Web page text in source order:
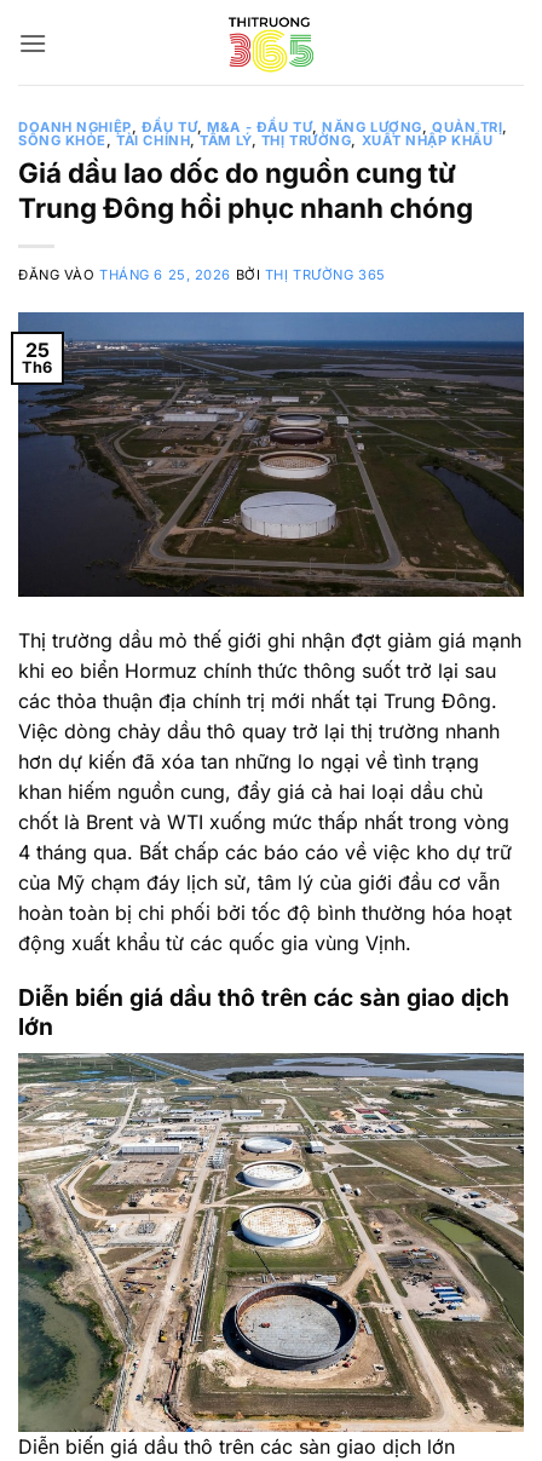
qua
DOANH NGHIỆP, ĐẦU TƯ,M&A - ĐẦU TƯ,NĂNG LƯỢNG, QUẢN TRỊ,
SỐNG KHỎE,TÀI CHÍNH,TÂM LÝ, THỊ TRƯỜNG, XUẤT NHẬP KHẨU
Giá dầu lao dốc do nguồn cung từ
Trung Đông hồi phục nhanh chóng
ĐĂNG VÀOTHÁNG 6 25, 2026 BỞI THỊ TRƯỜNG 365
25
Th6
Thị trường dầu mỏ thế giới ghi nhận đợt giảm giá mạnh
khi eo biển Hormuz chính thức thông suốt trở lại sau
các thỏa thuận địa chính trị mới nhất tại Trung Đông.
Việc dòng chảy dầu thô quay trở lại thị trường nhanh
hơn dự kiến đã xóa tan những lo ngại về tình trạng
khan hiếm nguồn cung, đẩy giá cả hai loại dầu chủ
chốt là Brent và WTI xuống mức thấp nhất trong vòng
4 tháng qua. Bất chấp các báo cáo về việc kho dự trữ
của Mỹ chạm đáy lịch sử, tâm lý của giới đầu cơ vẫn
hoàn toàn bị chi phối bởi tốc độ bình thường hóa hoạt
động xuất khẩu từ các quốc gia vùng Vịnh.
Diễn biến giá dầu thô trên các sàn giao dịch
lớn
Diễn biến giá dầu thô trên các sàn giao dịch lớn